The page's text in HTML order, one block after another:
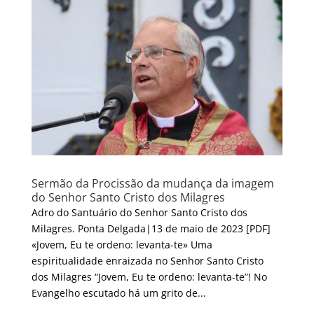
Sermão da Procissão da mudança da imagem
do Senhor Santo Cristo dos Milagres
Adro do Santuário do Senhor Santo Cristo dos
Milagres. Ponta Delgada|13 de maio de 2023 [PDF]
«Jovem, Eu te ordeno: levanta-te» Uma
espiritualidade enraizada no Senhor Santo Cristo
dos Milagres “Jovem, Eu te ordeno: levanta-te”! No
Evangelho escutado há um grito de...